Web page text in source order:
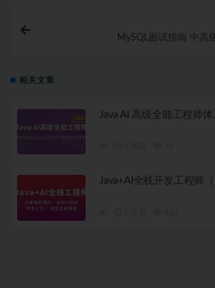
MySQL面试指南 中高
相关文章
Java AI 高级全能工程师
Java+AI全栈开发工程师（